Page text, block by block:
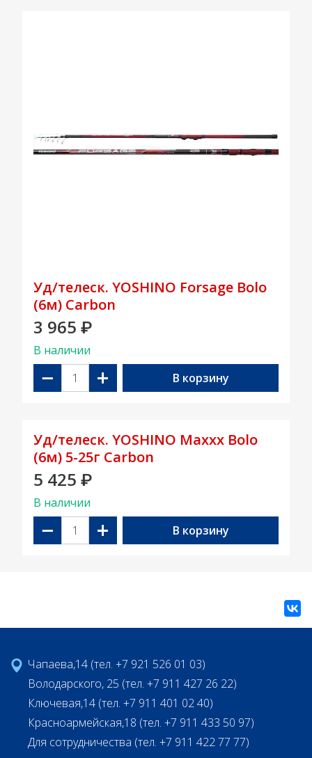
Уд/телеск. YOSHINO Forsage Bolo
(6м) Carbon
3 965 ₽
В наличии
− + В корзину
Уд/телеск. YOSHINO Maxxx Bolo
(6м) 5-25г Carbon
5 425 ₽
В наличии
− + В корзину
Чапаева,14 (тел. +7 921 526 01 03)
Володарского, 25 (тел. +7 911 427 26 22)
Ключевая,14 (тел. +7 911 401 02 40)
Красноармейская,18 (тел. +7 911 433 50 97)
Для сотрудничества (тел. +7 911 422 77 77)